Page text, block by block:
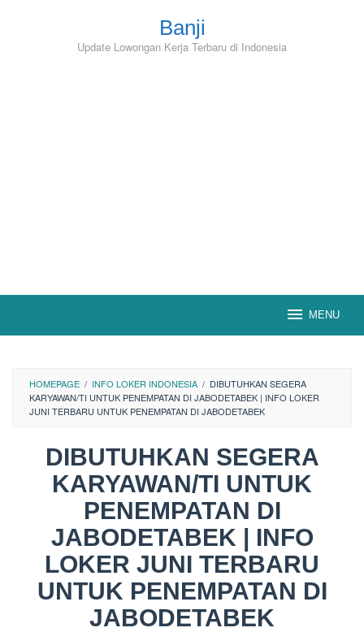
Banji
Update Lowongan Kerja Terbaru di Indonesia
MENU
HOMEPAGE / INFO LOKER INDONESIA / DIBUTUHKAN SEGERA
KARYAWAN/TI UNTUK PENEMPATAN DI JABODETABEK | INFO LOKER
JUNI TERBARU UNTUK PENEMPATAN DI JABODETABEK
DIBUTUHKAN SEGERA
KARYAWAN/TI UNTUK
PENEMPATAN DI
JABODETABEK | INFO
LOKER JUNI TERBARU
UNTUK PENEMPATAN DI
JABODETABEK